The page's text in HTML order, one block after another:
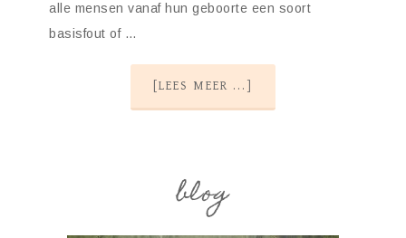
alle mensen vanaf hun geboorte een soort
basisfout of …
[LEES MEER ...]
blog